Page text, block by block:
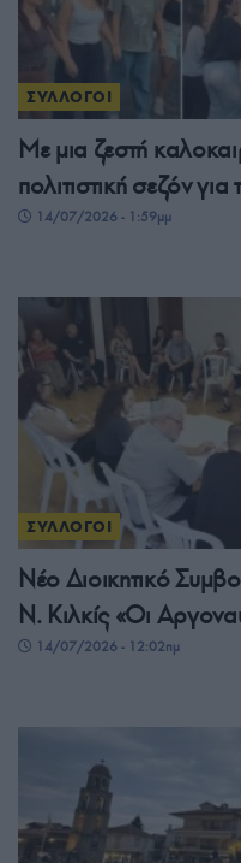
ΣΥΛΛΟΓΟΙ
Με μια ζεστή
πολιτιστική σεζόν
14/07/2026 - 1:59μμ
ΣΥΛΛΟΓΟΙ
Νέο Διοικητικό
Ν. Κιλκίς «Οι
14/07/2026 - 12:02πμ